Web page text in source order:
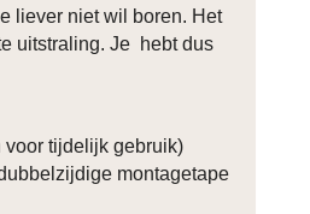
liever niet wil boren. Het
uitstraling. Je hebt dus
voor tijdelijk gebruik)
montagetape